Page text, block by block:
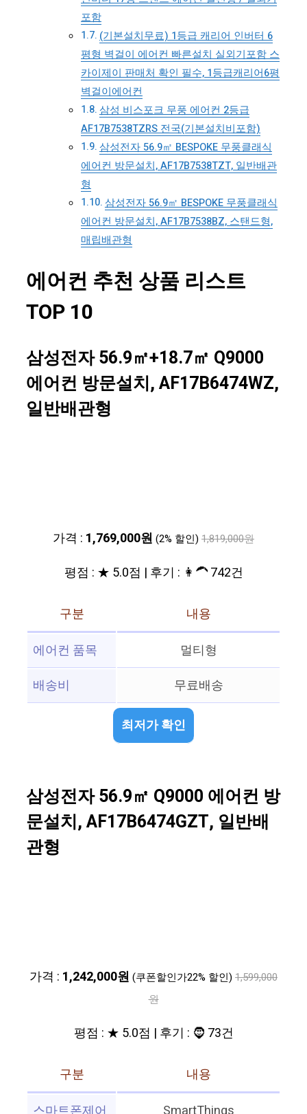
포함
(기본설치무료) 1등급 캐리어 인버터 6
평형 벽걸이 에어컨 빠른설치 실외기포함 스
카이제이 판매처 확인 필수, 1등급캐리어6평
벽걸이에어컨
삼성 비스포크 무풍 에어컨 2등급
AF17B7538TZRS 전국(기본설치비포함)
삼성전자 56.9㎡ BESPOKE 무풍클래식
에어컨 방문설치, AF17B7538TZT, 일반배관
형
삼성전자 56.9㎡ BESPOKE 무풍클래식
에어컨 방문설치, AF17B7538BZ, 스탠드형,
매립배관형
에어컨 추천 상품 리스트
TOP 10
삼성전자 56.9㎡+18.7㎡ Q9000
에어컨 방문설치, AF17B6474WZ,
일반배관형
가격 : 1,769,000원 (2% 할인) 1,819,000원
평점 : ★ 5.0점 | 후기 : 👩‍🦱 742건
구분
내용
에어컨 품목
멀티형
배송비
무료배송
최저가 확인
삼성전자 56.9㎡ Q9000 에어컨 방
문설치, AF17B6474GZT, 일반배
관형
가격 : 1,242,000원 (쿠폰할인가22% 할인) 1,599,000
원
평점 : ★ 5.0점 | 후기 : 🧔 73건
구분
내용